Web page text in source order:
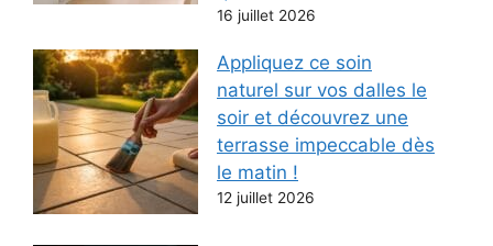
16 juillet 2026
Appliquez ce soin
naturel sur vos dalles le
soir et découvrez une
terrasse impeccable dès
le matin !
12 juillet 2026